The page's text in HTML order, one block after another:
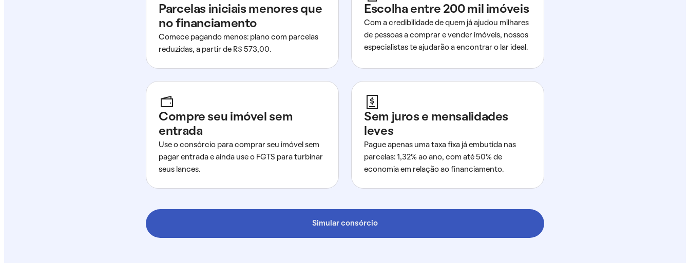
Parcelas iniciais menores que
no financiamento
Comece pagando menos: plano com parcelas
reduzidas, a partir de R$ 573,00.
Escolha entre 200 mil imóveis
Com a credibilidade de quem já ajudou milhares
de pessoas a comprar e vender imóveis, nossos
especialistas te ajudarão a encontrar o lar ideal.
Compre seu imóvel sem
entrada
Use o consórcio para comprar seu imóvel sem
pagar entrada e ainda use o FGTS para turbinar
seus lances.
Sem juros e mensalidades
leves
Pague apenas uma taxa fixa já embutida nas
parcelas: 1,32% ao ano, com até 50% de
economia em relação ao financiamento.
Simular consórcio